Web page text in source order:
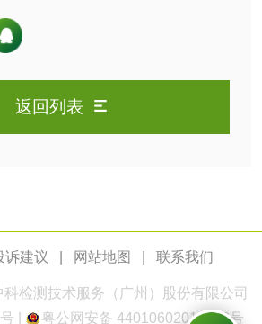
试验方法和评价标准
返回列表
诉建议 网站地图 联系我们
科检测 技术服务（广州）股份有限公司
粤公网安备 44010602011168号
肥料
肥料检测 微生物肥料检测
化肥检测 微生物菌剂检测
磷酸肥料检测
试剂